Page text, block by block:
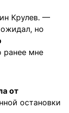
Крулев. —
но
ранее мне
от
остановки